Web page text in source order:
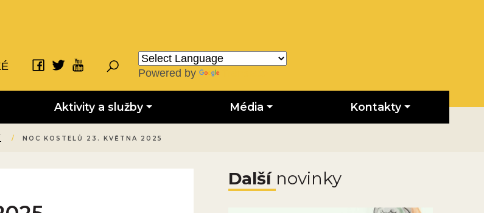
Powered by
Aktivity a služby Média Kontakty
/ NOC KOSTELŮ 23. KVĚTNA 2025
Další novinky